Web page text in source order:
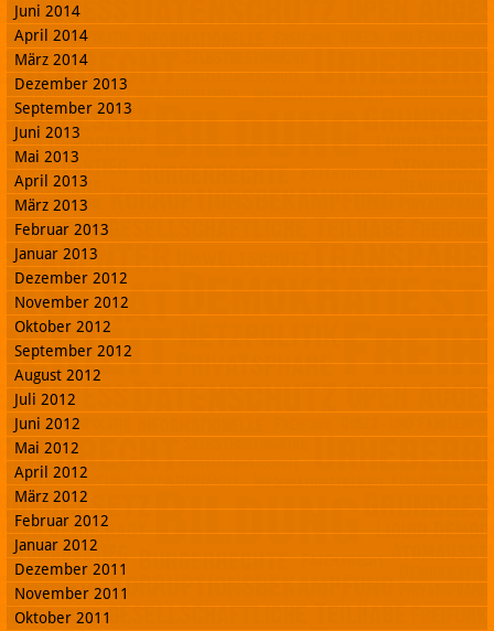
Juni 2014
April 2014
März 2014
Dezember 2013
September 2013
Juni 2013
Mai 2013
April 2013
März 2013
Februar 2013
Januar 2013
Dezember 2012
November 2012
Oktober 2012
September 2012
August 2012
Juli 2012
Juni 2012
Mai 2012
April 2012
März 2012
Februar 2012
Januar 2012
Dezember 2011
November 2011
Oktober 2011